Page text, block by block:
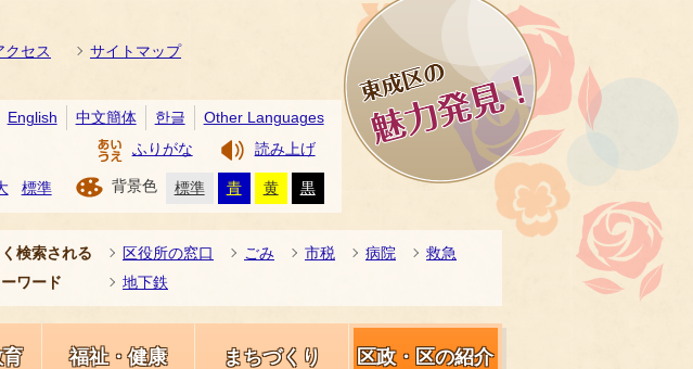
クセス
サイトマップ
English 中文簡体 한글
Other Languages
ふりがな
読み上げ
標準 背景色 標準 青 黄 黒
く検索される
ワード
区役所の窓口 ごみ 市税 病院
救急
地下鉄
福祉・健康 まちづくり 区政・区の紹介